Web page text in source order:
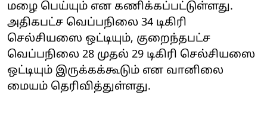
மழை பெய்யும் என கணிக்கப்பட்டுள்ளது.
அதிகபட்ச வெப்பநிலை 34 டிகிரி
செல்சியஸை ஒட்டியும், குறைந்தபட்ச
வெப்பநிலை 28 முதல் 29 டிகிரி செல்சியஸை
ஒட்டியும் இருக்கக்கூடும் என வானிலை
மையம் தெரிவித்துள்ளது.